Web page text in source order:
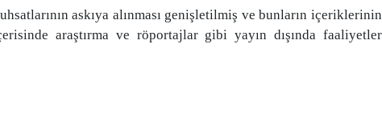
askıya alınması genişletilmiş ve bunların içeriklerinin
araştırma ve röportajlar gibi yayın dışında faaliyetler